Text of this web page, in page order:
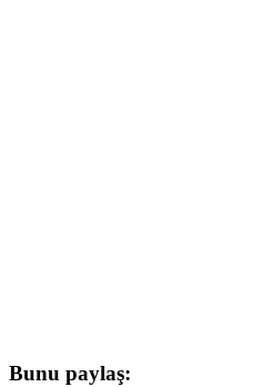
Bunu paylaş: